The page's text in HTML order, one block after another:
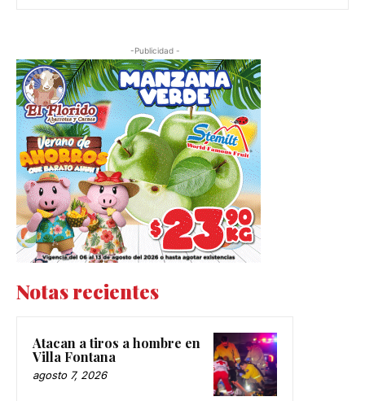
-Publicidad -
Notas recientes
Atacan a tiros a hombre en
Villa Fontana
agosto 7, 2026